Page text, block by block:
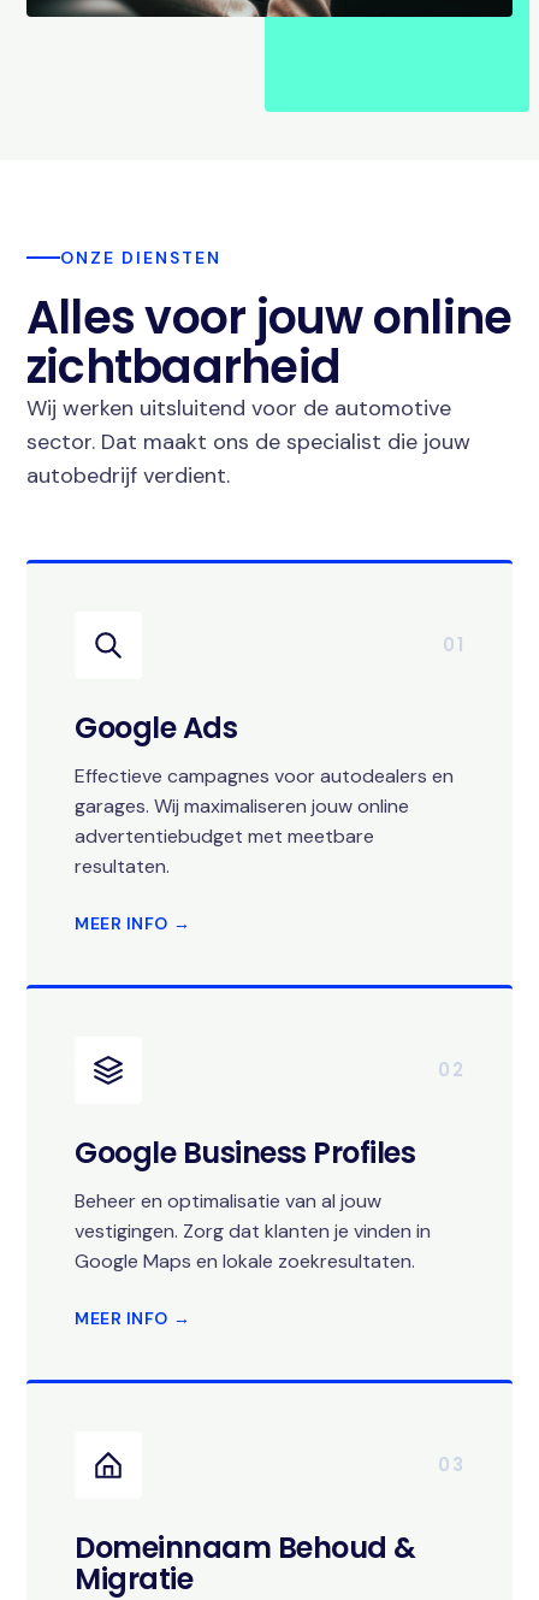
ONZE DIENSTEN
Alles voor jouw online
zichtbaarheid
Wij werken uitsluitend voor de automotive
sector. Dat maakt ons de specialist die jouw
autobedrijf verdient.
01
Google Ads
Effectieve campagnes voor autodealers en
garages. Wij maximaliseren jouw online
advertentiebudget met meetbare
resultaten.
MEER INFO →
02
Google Business Profiles
Beheer en optimalisatie van al jouw
vestigingen. Zorg dat klanten je vinden in
Google Maps en lokale zoekresultaten.
MEER INFO →
03
Domeinnaam Behoud &
Migratie